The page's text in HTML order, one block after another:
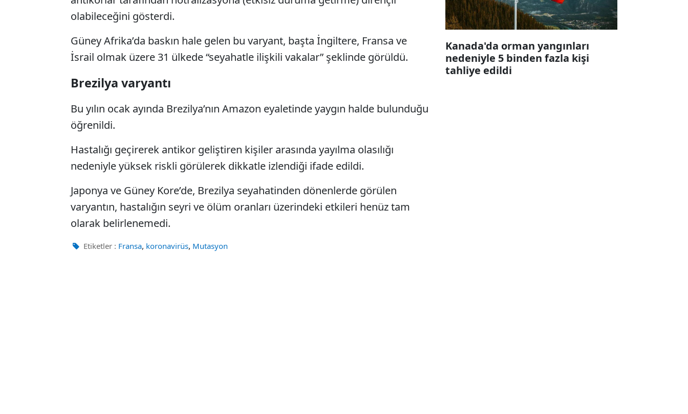
olabileceğini gösterdi.
Güney Afrika’da baskın hale gelen bu varyant, başta İngiltere, Fransa ve
İsrail olmak üzere 31 ülkede “seyahatle ilişkili vakalar” şeklinde görüldü.
Brezilya varyantı
Bu yılın ocak ayında Brezilya’nın Amazon eyaletinde yaygın halde bulunduğu
öğrenildi.
Hastalığı geçirerek antikor geliştiren kişiler arasında yayılma olasılığı
nedeniyle yüksek riskli görülerek dikkatle izlendiği ifade edildi.
Japonya ve Güney Kore’de, Brezilya seyahatinden dönenlerde görülen
varyantın, hastalığın seyri ve ölüm oranları üzerindeki etkileri henüz tam
olarak belirlenemedi.
Etiketler : Fransa, koronavirüs, Mutasyon
Kanada'da orman yangınları
nedeniyle 5 binden fazla kişi
tahliye edildi